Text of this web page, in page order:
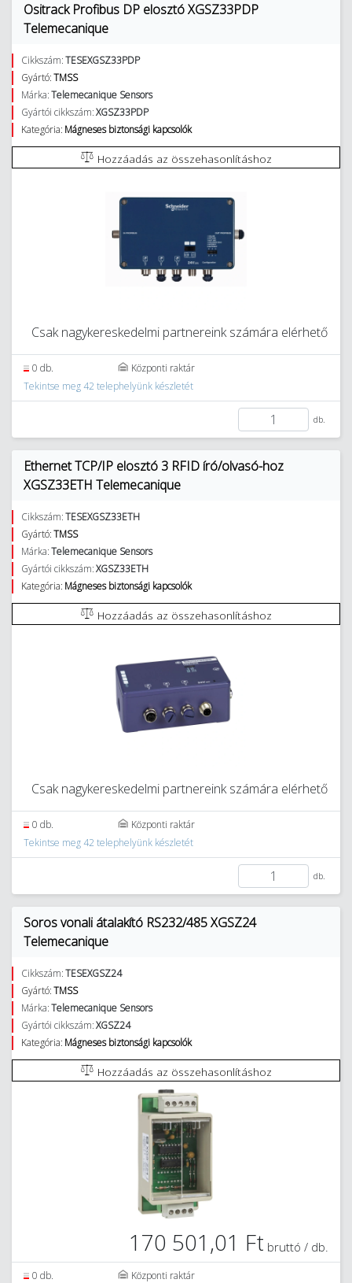
Ositrack Profibus DP elosztó XGSZ33PDP
Telemecanique
Cikkszám:TESEXGSZ33PDP
Gyártó:TMSS
Márka:Telemecanique Sensors
Gyártói cikkszám:XGSZ33PDP
Kategória: Mágneses biztonsági kapcsolók
Hozzáadás az összehasonlításhoz
Csak nagykereskedelmi partnereink számára elérhető
0 db.
Központi raktár
Tekintse meg 42 telephelyünk készletét
db.
Ethernet TCP/IP elosztó 3 RFID író/olvasó-hoz
XGSZ33ETH Telemecanique
Cikkszám:TESEXGSZ33ETH
Gyártó:TMSS
Márka:Telemecanique Sensors
Gyártói cikkszám:XGSZ33ETH
Kategória: Mágneses biztonsági kapcsolók
Hozzáadás az összehasonlításhoz
Csak nagykereskedelmi partnereink számára elérhető
0 db.
Központi raktár
Tekintse meg 42 telephelyünk készletét
db.
Soros vonali átalakító RS232/485 XGSZ24
Telemecanique
Cikkszám:TESEXGSZ24
Gyártó:TMSS
Márka:Telemecanique Sensors
Gyártói cikkszám:XGSZ24
Kategória: Mágneses biztonsági kapcsolók
Hozzáadás az összehasonlításhoz
170 501,01 Ft bruttó / db.
0 db. Központi raktár